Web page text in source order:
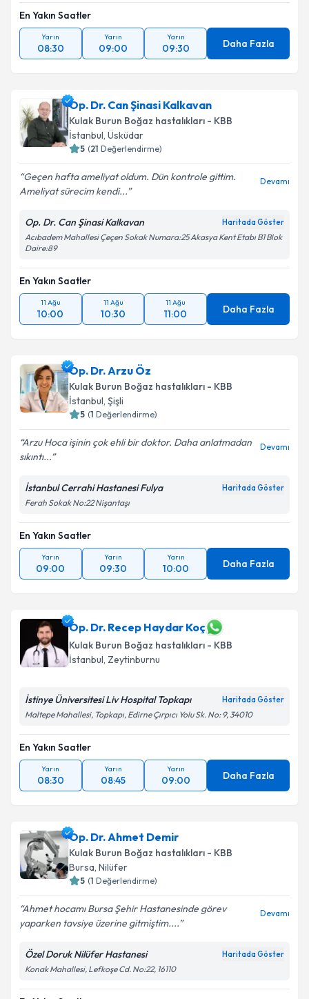
En Yakın Saatler
Yarın
08:30
Yarın
09:00
Yarın
09:30 Daha Fazla
Op. Dr. Can Şinasi Kalkavan
Kulak Burun Boğaz hastalıkları - KBB
İstanbul, Üsküdar
5 (21 Değerlendirme)
Geçen hafta ameliyat oldum. Dün kontrole gittim.
Ameliyat sürecim kendi...
Devamı
Op. Dr. Can Şinasi Kalkavan Haritada Göster
Acıbadem Mahallesi Çeçen Sokak Numara:25 Akasya Kent Etabı B1 Blok
Daire:89
En Yakın Saatler
11 Ağu
10:00
11 Ağu
10:30
11 Ağu
11:00 Daha Fazla
Op. Dr. Arzu Öz
Kulak Burun Boğaz hastalıkları - KBB
İstanbul, Şişli
5 (1 Değerlendirme)
Arzu Hoca işinin çok ehli bir doktor. Daha anlatmadan
sıkıntı...
Devamı
İstanbul Cerrahi Hastanesi Fulya Haritada Göster
Ferah Sokak No:22 Nişantaşı
En Yakın Saatler
Yarın
09:00
Yarın
09:30
Yarın
10:00 Daha Fazla
Op. Dr. Recep Haydar Koç
Kulak Burun Boğaz hastalıkları - KBB
İstanbul, Zeytinburnu
İstinye Üniversitesi Liv Hospital Topkapı Haritada Göster
Maltepe Mahallesi, Topkapı, Edirne Çırpıcı Yolu Sk. No: 9, 34010
En Yakın Saatler
Yarın
08:30
Yarın
08:45
Yarın
09:00 Daha Fazla
Op. Dr. Ahmet Demir
Kulak Burun Boğaz hastalıkları - KBB
Bursa, Nilüfer
5 (1 Değerlendirme)
Ahmet hocamı Bursa Şehir Hastanesinde görev
yaparken tavsiye üzerine gitmiştim....
Devamı
Özel Doruk Nilüfer Hastanesi Haritada Göster
Konak Mahallesi, Lefkoşe Cd. No:22, 16110